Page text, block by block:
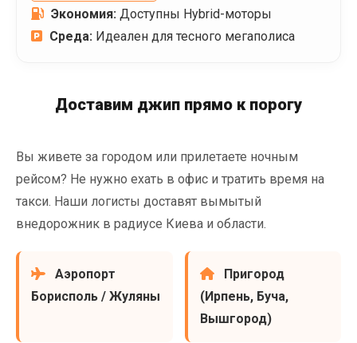
Экономия:Доступны Hybrid-моторы
Среда:Идеален для тесного мегаполиса
Доставим джип прямо к порогу
Вы живете за городом или прилетаете ночным
рейсом? Не нужно ехать в офис и тратить время на
такси. Наши логисты доставят вымытый
внедорожник в радиусе Киева и области.
Аэропорт
Борисполь / Жуляны
Пригород
(Ирпень, Буча,
Вышгород)